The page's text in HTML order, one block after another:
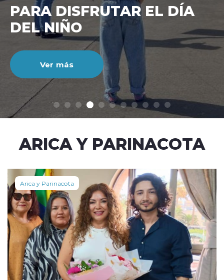
modo claro
CIENTO DURANTE EL MES
DE JULIO
Ver más
ARICA Y PARINACOTA
Arica y Parinacota